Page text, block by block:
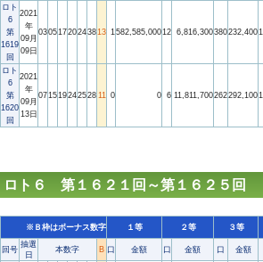
ロト
6
第
1619
回
2021
年
09月
09日
03051720243813 1582,585,00012 6,816,300380232,400
ロト
6
第
1620
回
2021
年
09月
13日
071519242528 11 0 0 6 11,811,700262292,100
ロト６ 第１６２１回～第１６２５回
※Ｂ枠はボーナス数字 １等 ２等 ３等
回号
抽選
日
本数字 B 口 金額 口 金額 口 金額